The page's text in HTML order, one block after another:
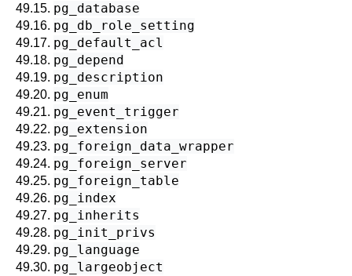
49.15. pg_database
49.16. pg_db_role_setting
49.17. pg_default_acl
49.18. pg_depend
49.19. pg_description
49.20. pg_enum
49.21. pg_event_trigger
49.22. pg_extension
49.23. pg_foreign_data_wrapper
49.24. pg_foreign_server
49.25. pg_foreign_table
49.26. pg_index
49.27. pg_inherits
49.28. pg_init_privs
49.29. pg_language
49.30. pg_largeobject